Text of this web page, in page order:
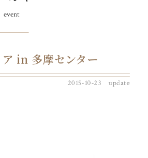
event
in 多摩センター
2015-10-23 update